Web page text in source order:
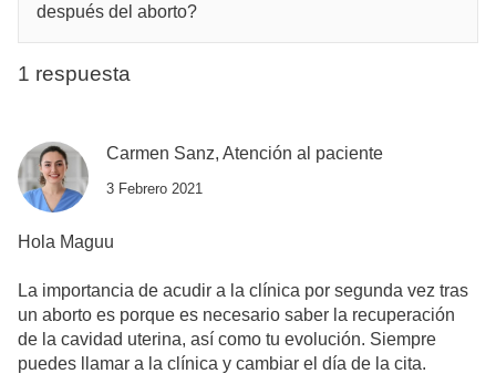
después del aborto?
1 respuesta
Carmen Sanz, Atención al paciente
3 Febrero 2021
Hola Maguu
La importancia de acudir a la clínica por segunda vez tras
un aborto es porque es necesario saber la recuperación
de la cavidad uterina, así como tu evolución. Siempre
puedes llamar a la clínica y cambiar el día de la cita.